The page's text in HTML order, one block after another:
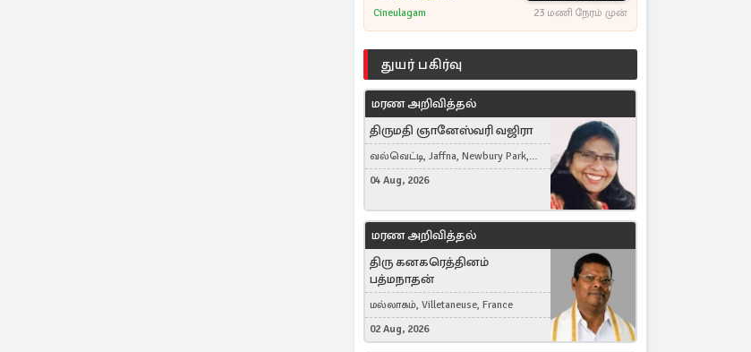
Cineulagam 23 மணி நேரம் முன்
துயர் பகிர்வு
மரண அறிவித்தல்
திருமதி ஞானேஸ்வரி வஜிரா
வல்வெட்டி, Jaffna, Newbury Park,
United Kingdom
04 Aug, 2026
மரண அறிவித்தல்
திரு கனகரெத்தினம்
பத்மநாதன்
மல்லாகம், Villetaneuse, France
02 Aug, 2026